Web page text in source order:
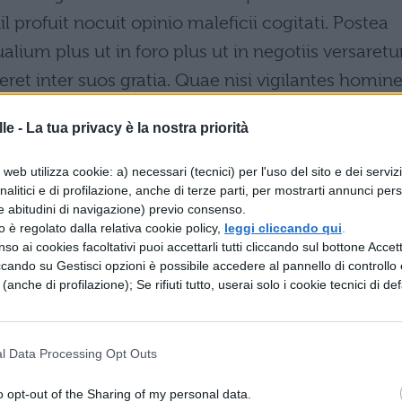
- La tua privacy è la nostra priorità
utilizza cookie: a) necessari (tecnici) per l'uso del sito e dei
e di profilazione, anche di terze parti, per mostrarti annunci
abitudini di navigazione) previo consenso.
è regolato dalla relativa cookie policy, leggi cliccando qui
ai cookies facoltativi puoi accettarli tutti cliccando sul bottone
su Gestisci opzioni è possibile accedere al pannello di controllo
di profilazione); Se rifiuti tutto, userai solo i cookie tecnici di
Data Processing Opt Outs
opt-out of the Sharing of my personal data.
profuit nocuit opinio maleficii cogitati. Postea
plus ut in foro plus ut in negotiis
inter suos gratia. Quae nisi vigilantes
possunt omnia labore et diligentia est
la sua sete di gloria lo avesse altrimenti
è troppo tardi per dolersene. Accusò egli
disgraziato, non servì a nulla il ricordo delle
nocque invece la fama di aver pensato a
Celio non fu secondo ad alcuno dei suoi
gli affari e le cause degli amici, né nell'autorità